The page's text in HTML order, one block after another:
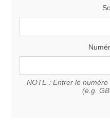
NOTE : Entrer le
(e.g.